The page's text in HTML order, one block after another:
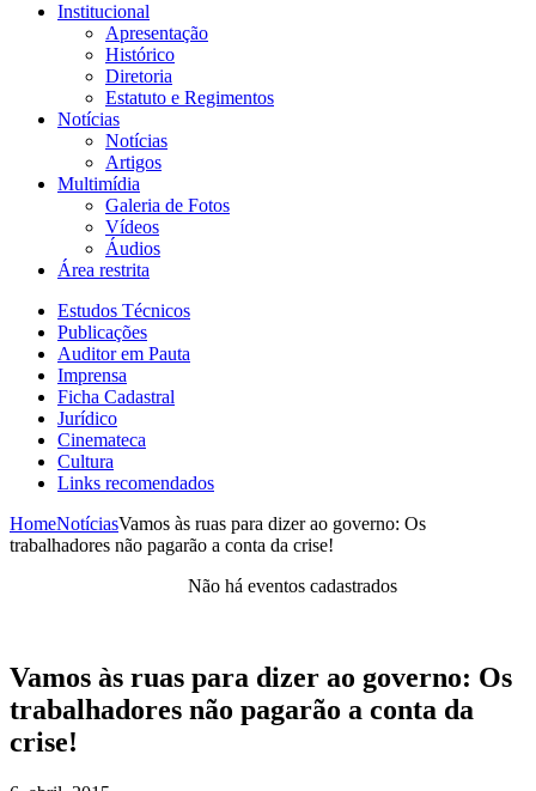
Institucional
Apresentação
Histórico
Diretoria
Estatuto e Regimentos
Notícias
Notícias
Artigos
Multimídia
Galeria de Fotos
Vídeos
Áudios
Área restrita
Estudos Técnicos
Publicações
Auditor em Pauta
Imprensa
Ficha Cadastral
Jurídico
Cinemateca
Cultura
Links recomendados
HomeNotíciasVamos às ruas para dizer ao governo: Os
trabalhadores não pagarão a conta da crise!
Não há eventos cadastrados
Vamos às ruas para dizer ao governo: Os
trabalhadores não pagarão a conta da
crise!